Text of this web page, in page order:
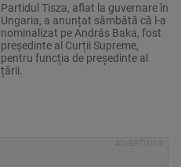
Partidul Tisza, aflat la guvernare în
Ungaria, a anunțat sâmbătă că l-a
nominalizat pe András Baka, fost
președinte al Curții Supreme,
pentru funcția de președinte al
țării.